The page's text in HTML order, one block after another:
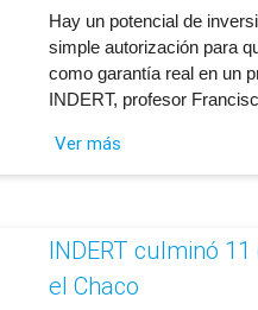
​Hay un potencial de
simple autorización para
como garantía real en un
INDERT, profesor
Ver más
INDERT culminó
el Chaco